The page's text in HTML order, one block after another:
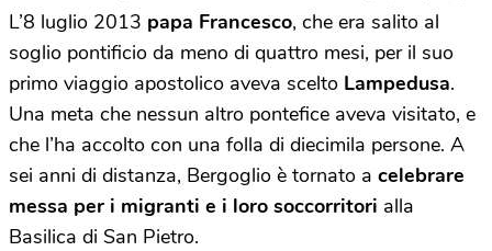
L’8 luglio 2013 papa Francesco, che era salito al
soglio pontificio da meno di quattro mesi, per il suo
primo viaggio apostolico aveva scelto Lampedusa.
Una meta che nessun altro pontefice aveva visitato, e
che l’ha accolto con una folla di diecimila persone. A
sei anni di distanza, Bergoglio è tornato a celebrare
messa per i migranti e i loro soccorritori alla
Basilica di San Pietro.